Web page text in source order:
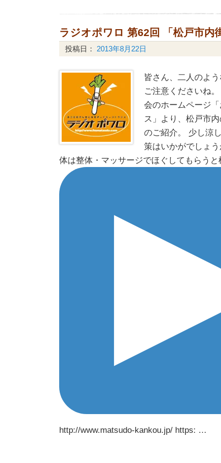
ラジオポワロ 第62回 「松戸市内
投稿日： 2013年8月22日
皆さん、二人のよ
ご注意くださいね
会のホームページ
ス」より、松戸市
のご紹介。 少し涼
策はいかがでしょ
体は整体・マッサージでほぐしてもらう
http://www.matsudo-kankou.jp/ https: …